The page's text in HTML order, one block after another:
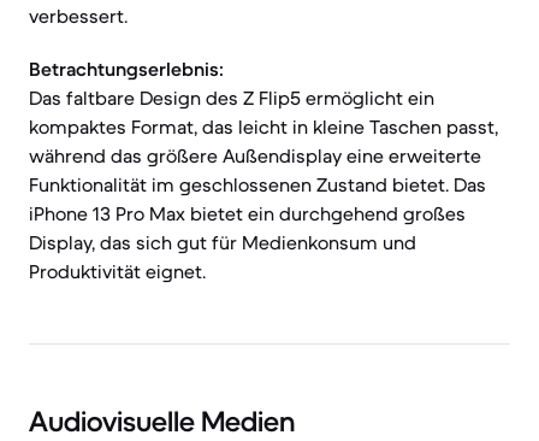
verbessert.
Betrachtungserlebnis:
Das faltbare Design des Z Flip5 ermöglicht ein
kompaktes Format, das leicht in kleine Taschen passt,
während das größere Außendisplay eine erweiterte
Funktionalität im geschlossenen Zustand bietet. Das
iPhone 13 Pro Max bietet ein durchgehend großes
Display, das sich gut für Medienkonsum und
Produktivität eignet.
Audiovisuelle Medien